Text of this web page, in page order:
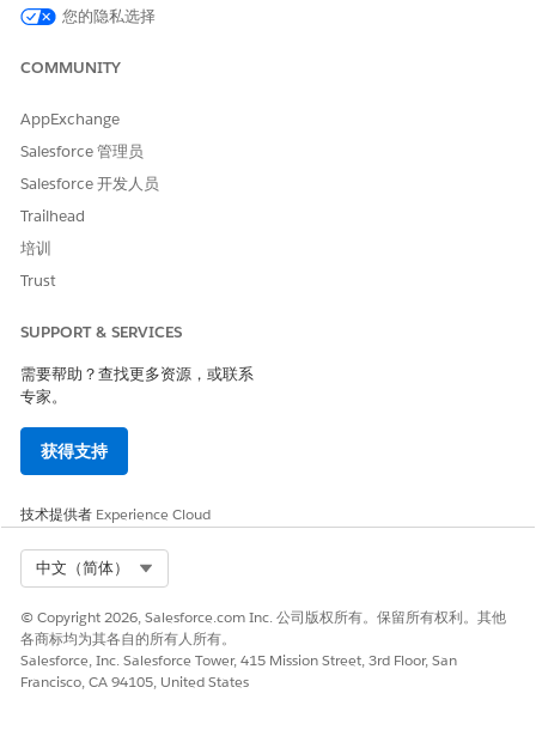
您的隐私选择
COMMUNITY
AppExchange
Salesforce 管理员
Salesforce 开发人员
Trailhead
培训
Trust
SUPPORT & SERVICES
需要帮助？查找更多资源，或联系
专家。
获得支持
技术提供者 Experience Cloud
中文（简体）
© Copyright 2026, Salesforce.com Inc. 公司版权所有。保留所有权利。其他
各商标均为其各自的所有人所有。
Salesforce, Inc. Salesforce Tower, 415 Mission Street, 3rd Floor, San
Francisco, CA 94105, United States